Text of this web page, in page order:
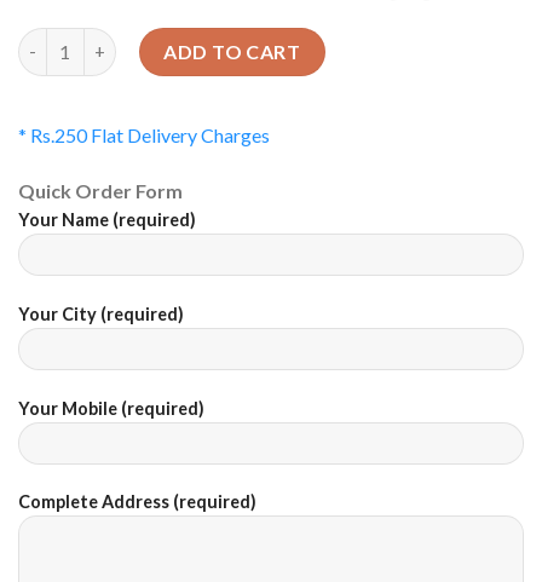
Quantity ADD TO CART
* Rs.250 Flat Delivery Charges
Quick Order Form
Your Name (required)
Your City (required)
Your Mobile (required)
Complete Address (required)